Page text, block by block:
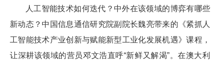
人工智能技术如何迭代？中外在该领域的博弈有哪些
新动态？中国信息通信研究院副院长魏亮带来的《紧抓人
工智能技术产业创新与赋能新型工业化发展机遇》课程，
让深耕该领域的营员邓文浩直呼“新鲜又解渴”。在澳大利